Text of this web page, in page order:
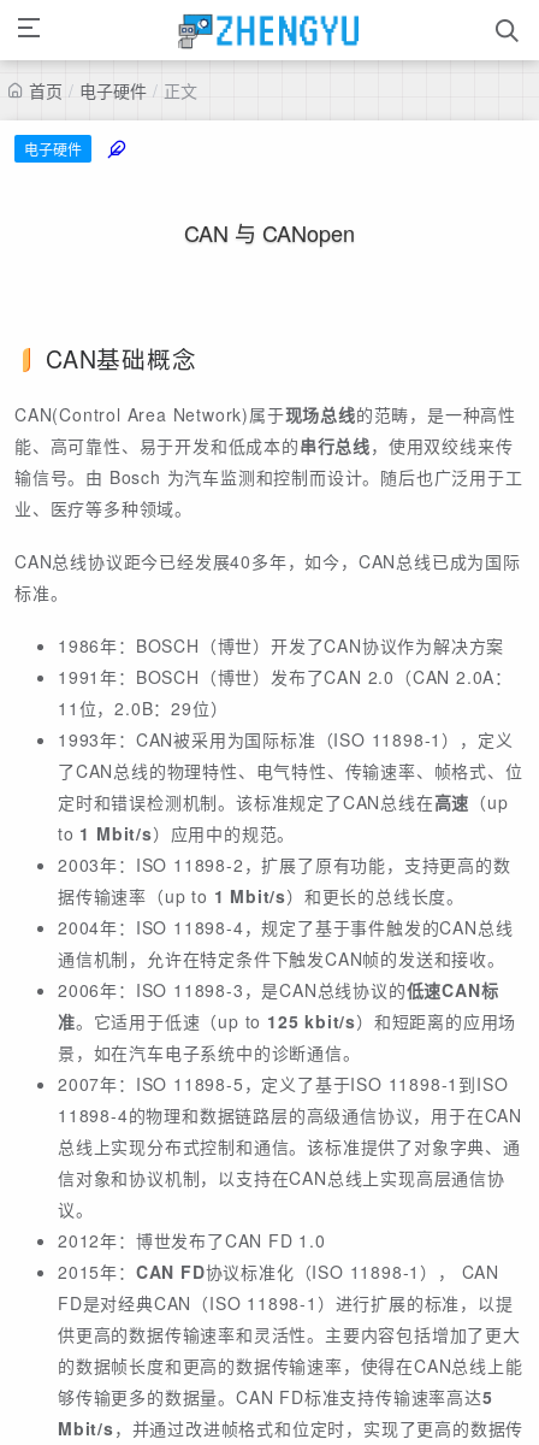
首页 / 电子硬件 / 正文
电子硬件
CAN 与 CANopen
CAN基础概念
CAN(Control Area Network)属于现场总线的范畴，是一种高性
能、高可靠性、易于开发和低成本的串行总线，使用双绞线来传
输信号。由 Bosch 为汽车监测和控制而设计。随后也广泛用于工
业、医疗等多种领域。
CAN总线协议距今已经发展40多年，如今，CAN总线已成为国际
标准。
1986年：BOSCH（博世）开发了CAN协议作为解决方案
1991年：BOSCH（博世）发布了CAN 2.0（CAN 2.0A：
11位，2.0B：29位）
1993年：CAN被采用为国际标准（ISO 11898-1），定义
了CAN总线的物理特性、电气特性、传输速率、帧格式、位
定时和错误检测机制。该标准规定了CAN总线在高速 （up
to 1 Mbit/s）应用中的规范。
2003年：ISO 11898-2，扩展了原有功能，支持更高的数
据传输速率（up to 1 Mbit/s）和更长的总线长度。
2004年：ISO 11898-4，规定了基于事件触发的CAN总线
通信机制，允许在特定条件下触发CAN帧的发送和接收。
2006年：ISO 11898-3，是CAN总线协议的低速CAN标
准。它适用于低速（up to 125 kbit/s）和短距离的应用场
景，如在汽车电子系统中的诊断通信。
2007年：ISO 11898-5，定义了基于ISO 11898-1到ISO
11898-4的物理和数据链路层的高级通信协议，用于在CAN
总线上实现分布式控制和通信。该标准提供了对象字典、通
信对象和协议机制，以支持在CAN总线上实现高层通信协
议。
2012年：博世发布了CAN FD 1.0
2015年： CAN FD协议标准化（ISO 11898-1）， CAN
FD是对经典CAN（ISO 11898-1）进行扩展的标准，以提
供更高的数据传输速率和灵活性。主要内容包括增加了更大
的数据帧长度和更高的数据传输速率，使得在CAN总线上能
够传输更多的数据量。CAN FD标准支持传输速率高达5
Mbit/s，并通过改进帧格式和位定时，实现了更高的数据传